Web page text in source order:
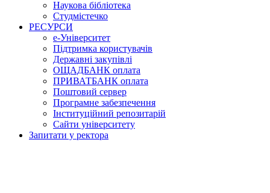
Наукова бібліотека
Студмістечко
РЕСУРСИ
е-Університет
Підтримка користувачів
Державні закупівлі
ОЩАДБАНК оплата
ПРИВАТБАНК оплата
Поштовий сервер
Програмне забезпечення
Інституційний репозитарій
Сайти університету
Запитати у ректора